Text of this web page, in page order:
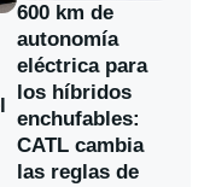
600 km de
autonomía
eléctrica para
los híbridos
enchufables:
CATL cambia
las reglas de